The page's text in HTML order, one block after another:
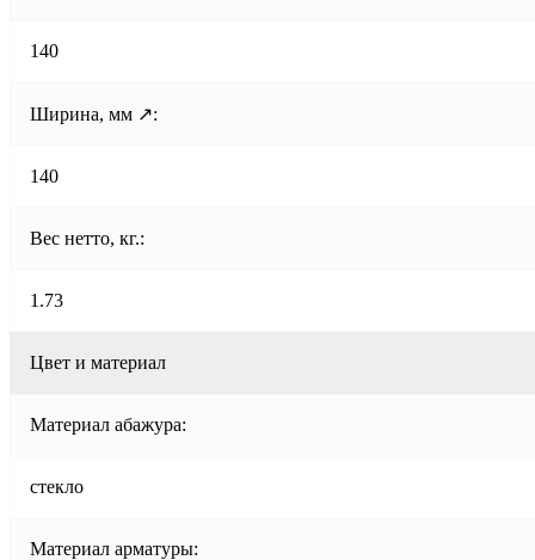
140
Ширина, мм ↗:
140
Вес нетто, кг.:
1.73
Цвет и материал
Материал абажура:
стекло
Материал арматуры: